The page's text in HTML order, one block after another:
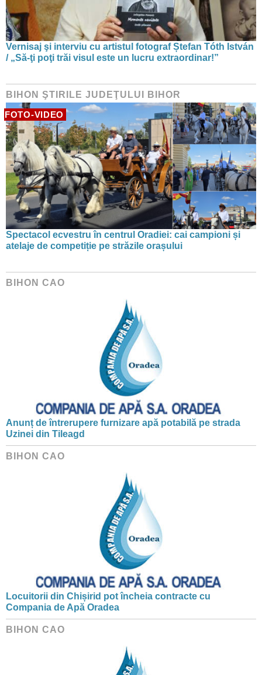
Vernisaj şi interviu cu artistul fotograf Ștefan Tóth István
/ „Să-ţi poţi trăi visul este un lucru extraordinar!”
BIHON ŞTIRILE JUDEŢULUI BIHOR
FOTO-VIDEO
Spectacol ecvestru în centrul Oradiei: cai campioni și
atelaje de competiție pe străzile orașului
BIHON CAO
Anunț de întrerupere furnizare apă potabilă pe strada
Uzinei din Tileagd
BIHON CAO
Locuitorii din Chișirid pot încheia contracte cu
Compania de Apă Oradea
BIHON CAO